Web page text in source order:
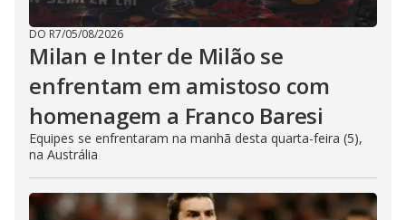
DO R7/05/08/2026
Milan e Inter de Milão se
enfrentam em amistoso com
homenagem a Franco Baresi
Equipes se enfrentaram na manhã desta quarta-feira (5),
na Austrália